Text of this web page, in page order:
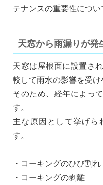
テナンスの重要性につい
天窓から雨漏りが発
天窓は屋根面に設置さ
較して雨水の影響を受け
そのため、経年によっ
す。
主な原因として挙げら
す。
・コーキングのひび割れ
・コーキングの剥離